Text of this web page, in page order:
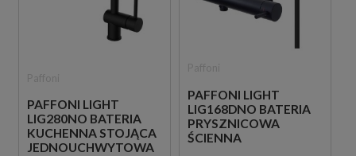
PAFFONI LIGHT
LIG280NO BATERIA
KUCHENNA STOJĄCA
JEDNOUCHWYTOWA
PAFFONI LIGHT
LIG168DNO BATERIA
PRYSZNICOWA
ŚCIENNA